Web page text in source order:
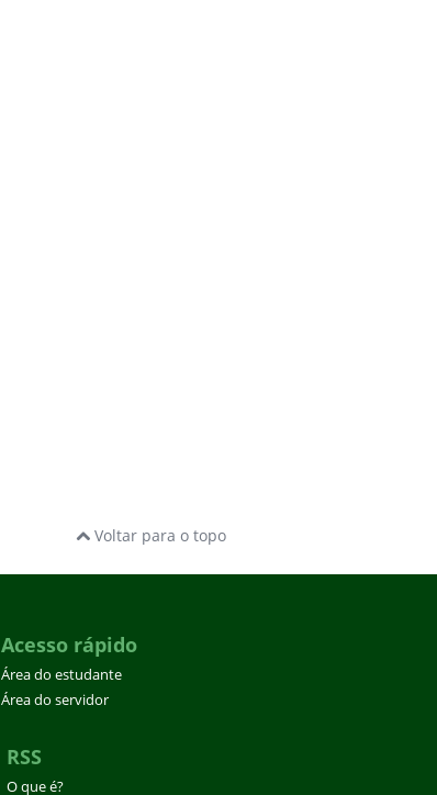
Voltar para o topo
Acesso rápido
Área do estudante
Área do servidor
RSS
O que é?